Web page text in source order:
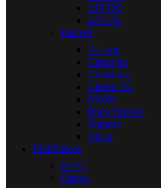
24VDC
42VDC
Fusível
Alarme
Cartucho
Cerâmica
Classe CC
Médio
Porta Fusível
Suporte
Vidro
Eletrônicos
IGBT
Outros